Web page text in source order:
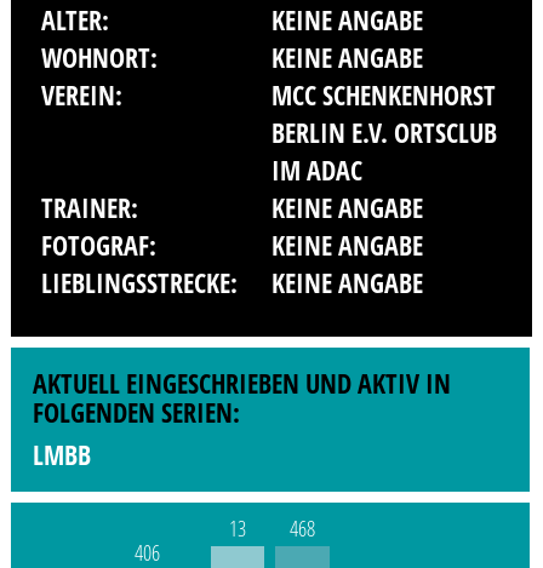
ALTER:
KEINE ANGABE
WOHNORT:
KEINE ANGABE
VEREIN:
MCC SCHENKENHORST
BERLIN E.V. ORTSCLUB
IM ADAC
TRAINER:
KEINE ANGABE
FOTOGRAF:
KEINE ANGABE
LIEBLINGSSTRECKE:
KEINE ANGABE
AKTUELL EINGESCHRIEBEN UND AKTIV IN
FOLGENDEN SERIEN:
LMBB
406
13 468